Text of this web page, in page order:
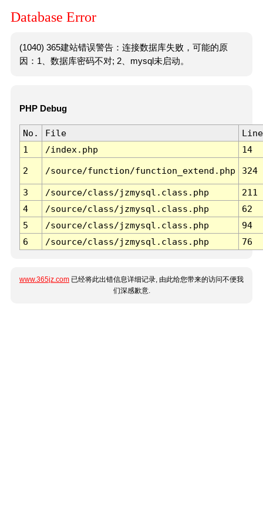
Database Error
(1040) 365建站错误警告：连接数据库失败，可能的原
因：1、数据库密码不对; 2、mysql未启动。
PHP Debug
No. File
Line
1
/index.php 14
2 /source/function/function_extend.php 324
3 /source/class/jzmysql.class.php
211
4
/source/class/jzmysql.class.php
62
5
/source/class/jzmysql.class.php
94
6
/source/class/jzmysql.class.php 76
www.365jz.com 已经将此出错信息详细记录, 由此给您带来的访问不便我
们深感歉意.